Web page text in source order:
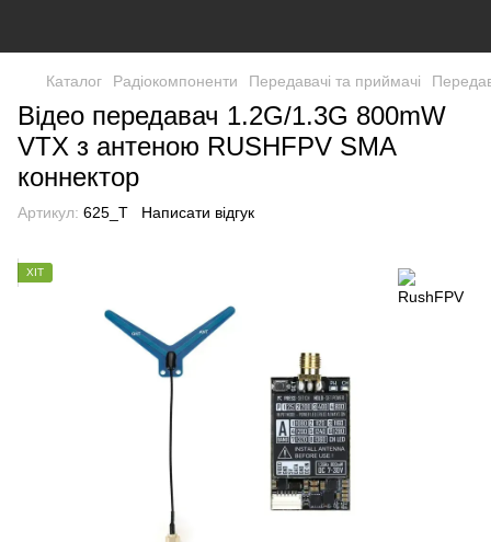
Каталог Радіокомпоненти Передавачі та приймачі
Відео передавач 1.2G/1.3G 800mW
VTX з антеною RUSHFPV SMA
коннектор
Артикул: 625_T Написати відгук
ХІТ